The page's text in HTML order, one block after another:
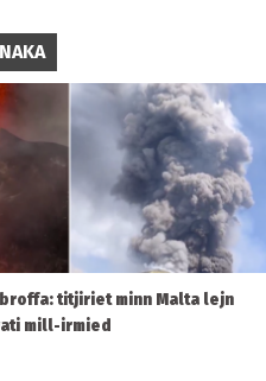
titjiriet minn Malta lejn
mill-irmied